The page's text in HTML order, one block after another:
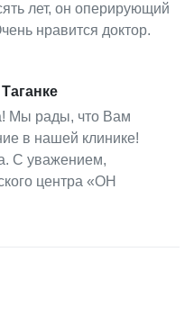
лет, он оперирующий
нравится доктор.
Мы рады, что Вам
в нашей клинике!
С уважением,
центра «ОН